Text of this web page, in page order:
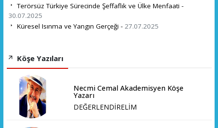
Terörsüz Türkiye Sürecinde Şeffaflık ve Ülke Menfaati -
30.07.2025
Küresel Isınma ve Yangın Gerçeği - 27.07.2025
Köşe Yazıları
Necmi Cemal Akademisyen Köşe
Yazarı
DEĞERLENDİRELİM